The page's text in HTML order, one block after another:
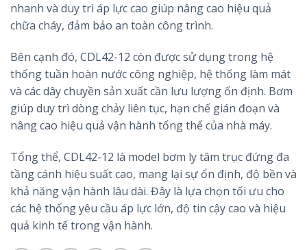
nhanh và duy trì áp lực cao giúp nâng cao hiệu quả
chữa cháy, đảm bảo an toàn công trình.
Bên cạnh đó, CDL42-12 còn được sử dụng trong hệ
thống tuần hoàn nước công nghiệp, hệ thống làm mát
và các dây chuyền sản xuất cần lưu lượng ổn định. Bơm
giúp duy trì dòng chảy liên tục, hạn chế gián đoạn và
nâng cao hiệu quả vận hành tổng thể của nhà máy.
Tổng thể, CDL42-12 là model bơm ly tâm trục đứng đa
tầng cánh hiệu suất cao, mang lại sự ổn định, độ bền và
khả năng vận hành lâu dài. Đây là lựa chọn tối ưu cho
các hệ thống yêu cầu áp lực lớn, độ tin cậy cao và hiệu
quả kinh tế trong vận hành.